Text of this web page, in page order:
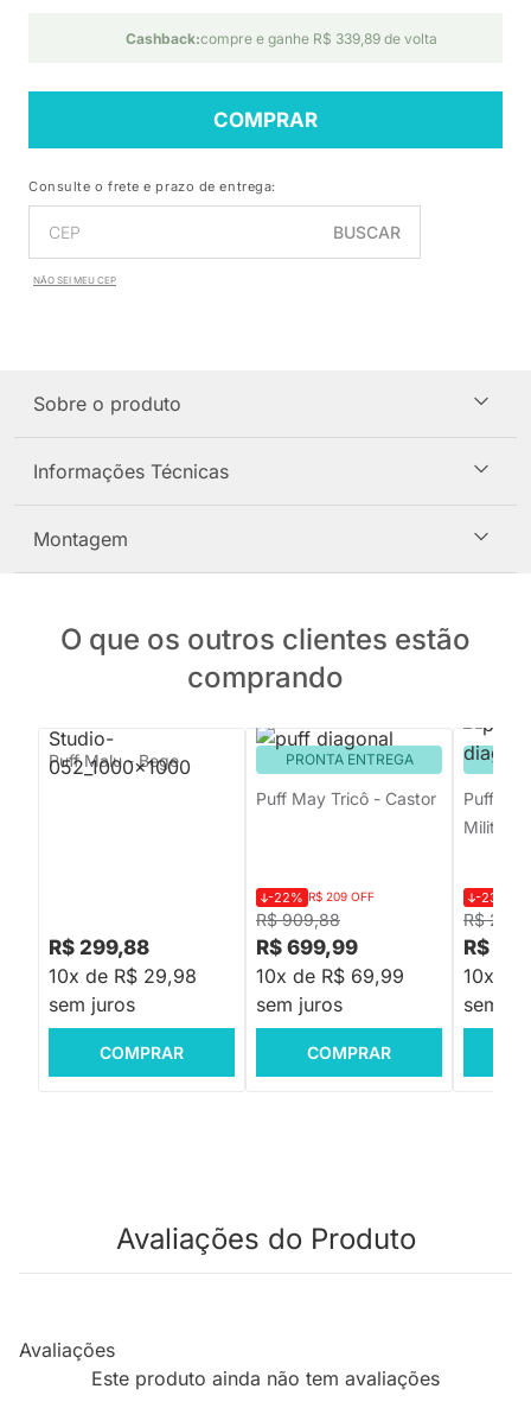
Cashback:compre e ganhe R$ 339,89 de volta
COMPRAR
Consulte o frete e prazo de entrega:
BUSCAR
NÃO SEI MEU CEP
Sobre o produto
Informações Técnicas
Montagem
O que os outros clientes estão
comprando
Puff Malu - Bege
R$ 299,88
10x de R$ 29,98
sem juros
COMPRAR
PRONTA ENTREGA
Puff May Tricô - Castor
R$ 909,88
-22% R$ 209 OFF
R$ 699,99
10x de R$ 69,99
sem juros
COMPRAR
Puff
Militar
R$
-23%
R$
10x de
sem
Avaliações do Produto
Avaliações
Este produto ainda não tem avaliações